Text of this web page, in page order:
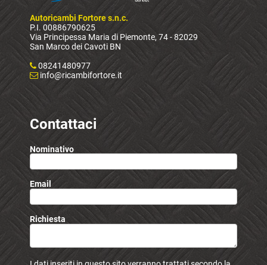
Autoricambi Fortore s.n.c.
P.I. 00886790625
Via Principessa Maria di Piemonte, 74 - 82029
San Marco dei Cavoti BN
08241480977
info@ricambifortore.it
Contattaci
Nominativo
Email
Richiesta